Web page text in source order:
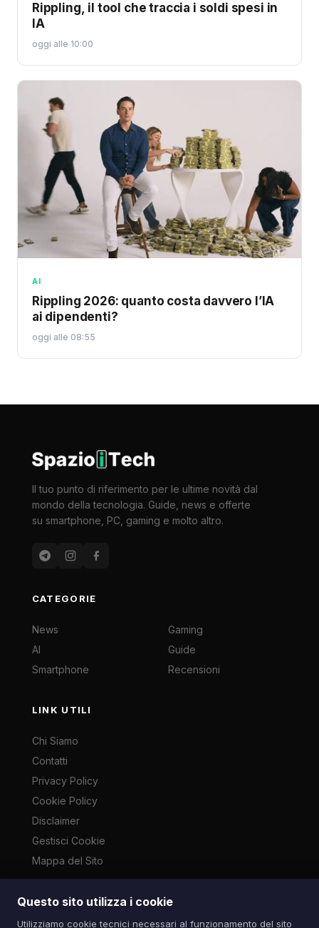
Questo sito utilizza i cookie
Utilizziamo cookie tecnici necessari al funzionamento del sito
Rippling, il tool che traccia i soldi spesi in
IA
oggi alle 10:00
AI
Rippling 2026: quanto costa davvero l’IA
ai dipendenti?
oggi alle 08:55
Il tuo punto di riferimento per le ultime novità dal
mondo della tecnologia. Guide, news e offerte
su smartphone, PC, gaming e molto altro.
CATEGORIE
News
AI
Smartphone
Gaming
Guide
Recensioni
LINK UTILI
Chi Siamo
Contatti
Privacy Policy
Cookie Policy
Disclaimer
Gestisci Cookie
Mappa del Sito
Le immagini presenti su questo sito sono di proprietà dei